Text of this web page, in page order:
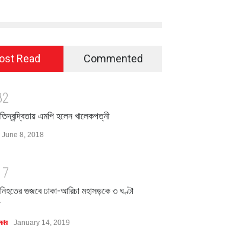
Read Commented
2
এমপি হলেন খালেকপত্নী
June 8, 2018
7
গুজবে ঢাকা-আরিচা মহাসড়কে ৩ ঘণ্টা
January 14, 2019